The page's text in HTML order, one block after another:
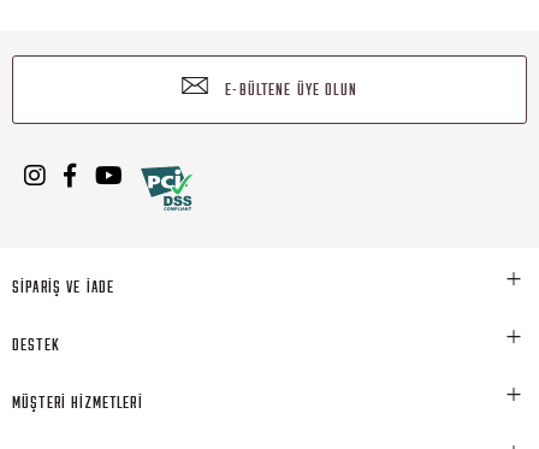
E-BÜLTENE ÜYE OLUN
SİPARİŞ VE İADE
DESTEK
MÜŞTERİ HİZMETLERİ